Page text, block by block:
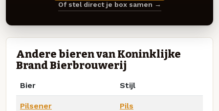
Of stel direct je box samen →
Andere bieren van Koninklijke
Brand Bierbrouwerij
Bier Stijl
Pilsener Pils